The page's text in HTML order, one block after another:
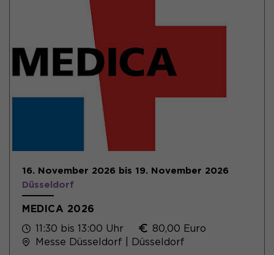
16. November 2026 bis 19. November 2026
Düsseldorf
MEDICA 2026
11:30 bis 13:00 Uhr
80,00 Euro
Messe Düsseldorf | Düsseldorf